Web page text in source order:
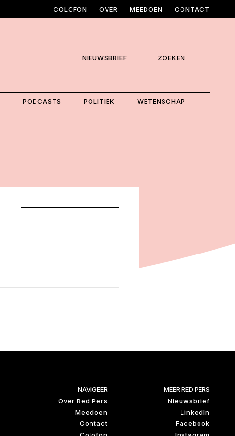
COLOFON OVER MEEDOEN CONTACT
NIEUWSBRIEF ZOEKEN
PODCASTS POLITIEK WETENSCHAP
NAVIGEER
Over Red Pers
Meedoen
Contact
MEER RED PERS
Nieuwsbrief
LinkedIn
Facebook